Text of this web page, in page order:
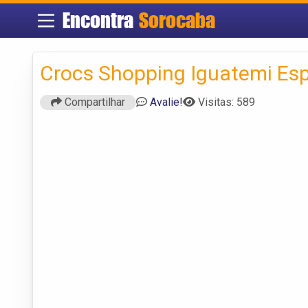
Encontra Sorocaba
Crocs Shopping Iguatemi
Compartilhar Avalie! Visitas: 589